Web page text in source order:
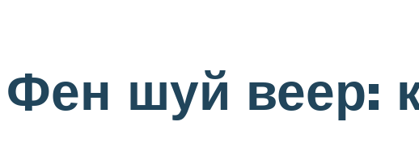
Фен шуй веер: